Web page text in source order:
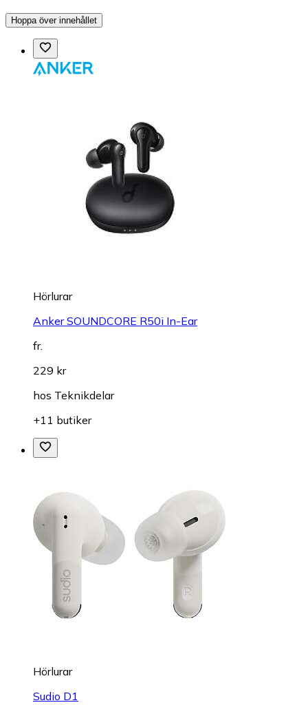
Hoppa över innehållet
Hörlurar
Anker SOUNDCORE R50i In-Ear
fr.
229 kr
hos Teknikdelar
+11 butiker
Hörlurar
Sudio D1